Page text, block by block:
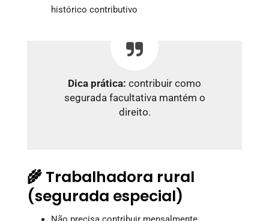
histórico contributivo
Dica prática: contribuir como
segurada facultativa mantém o
direito.
🌾 Trabalhadora rural
(segurada especial)